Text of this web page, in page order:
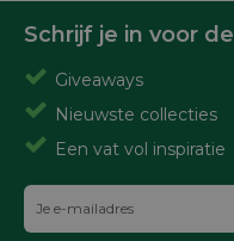
Schrijf je in voor
Giveaways
Nieuwste collecties
Een vat vol inspiratie